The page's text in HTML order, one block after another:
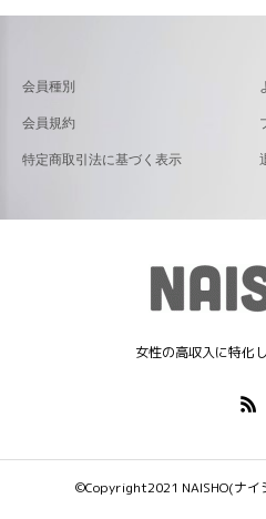
会員種別
会員規約
特定商取引法に基づく表示
女性の高収入に特化
©Copyright2021 NAISHO(ナ